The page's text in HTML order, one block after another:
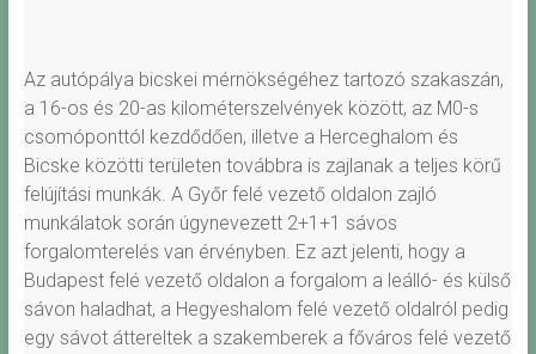
Az autópálya bicskei mérnökségéhez tartozó szakaszán,
a 16-os és 20-as kilométerszelvények között, az M0-s
csomóponttól kezdődően, illetve a Herceghalom és
Bicske közötti területen továbbra is zajlanak a teljes körű
felújítási munkák. A Győr felé vezető oldalon zajló
munkálatok során úgynevezett 2+1+1 sávos
forgalomterelés van érvényben. Ez azt jelenti, hogy a
Budapest felé vezető oldalon a forgalom a leálló- és külső
sávon haladhat, a Hegyeshalom felé vezető oldalról pedig
egy sávot áttereltek a szakemberek a főváros felé vezető